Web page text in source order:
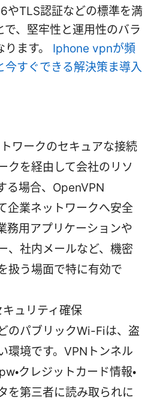
やTLS認証などの標準を満
で、堅牢性と運用性のバラ
ます。 Iphone vpnが頻
今すぐできる解決策ま導入
トワークのセキュアな接続
クを経由して会社のリソ
る場合、OpenVPN
企業ネットワークへ安全
務用アプリケーションや
、社内メールなど、機密
扱う場面で特に有効で
ュリティ確保
のパブリックWi-Fiは、盗
環境です。VPNトンネル
・クレジットカード情報・
を第三者に読み取られに